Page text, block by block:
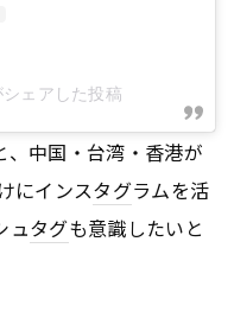
ェアした投稿
、中国・台湾・香港が
にインスタグラムを活
ュタグも意識したいと